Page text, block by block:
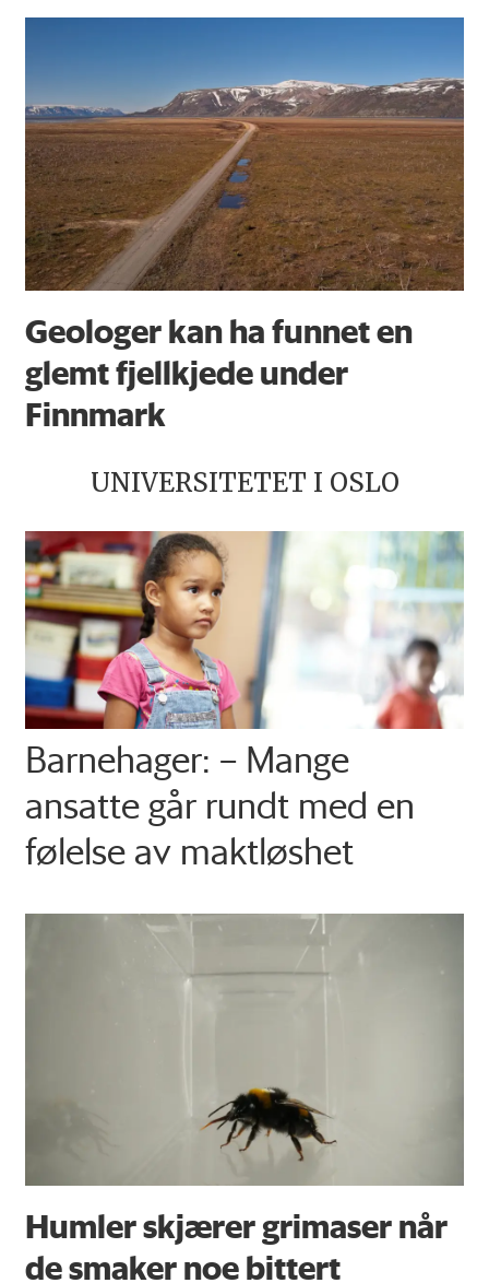
Geologer kan ha funnet en
glemt fjellkjede under
Finnmark
UNIVERSITETET I OSLO
Barnehager: – Mange
ansatte går rundt med en
følelse av maktløshet
Humler skjærer grimaser når
de smaker noe bittert